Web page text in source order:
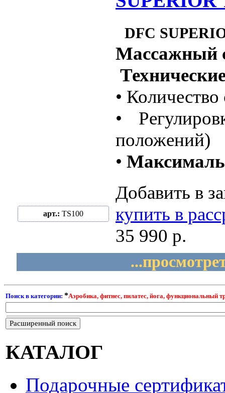
DFC
Массажный
•
•
положений)
•
арт.: TS100
Добавить в
купить в
35 990 р.
Поиск в категории: *Аэробика, фитнес, пилатес, йога, функциональный
Расширенный поиск
КАТАЛОГ
Подарочные